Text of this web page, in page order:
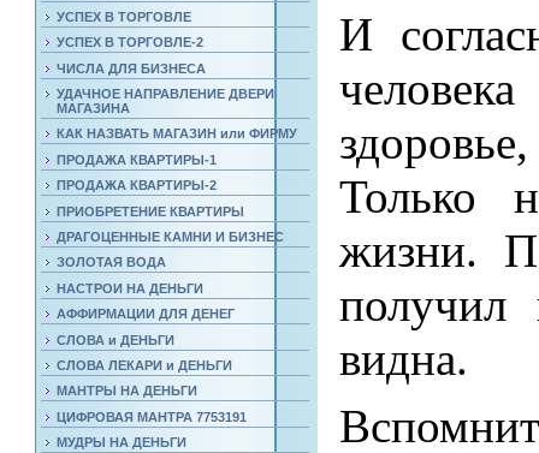
УСПЕХ В ТОРГОВЛЕ
УСПЕХ В ТОРГОВЛЕ-2
ЧИСЛА ДЛЯ БИЗНЕСА
УДАЧНОЕ НАПРАВЛЕНИЕ ДВЕРИ
МАГАЗИНА
КАК НАЗВАТЬ МАГАЗИН или ФИРМУ
ПРОДАЖА КВАРТИРЫ-1
ПРОДАЖА КВАРТИРЫ-2
ПРИОБРЕТЕНИЕ КВАРТИРЫ
ДРАГОЦЕННЫЕ КАМНИ И БИЗНЕС
ЗОЛОТАЯ ВОДА
НАСТРОИ НА ДЕНЬГИ
АФФИРМАЦИИ ДЛЯ ДЕНЕГ
СЛОВА и ДЕНЬГИ
СЛОВА ЛЕКАРИ и ДЕНЬГИ
МАНТРЫ НА ДЕНЬГИ
ЦИФРОВАЯ МАНТРА 7753191
МУДРЫ НА ДЕНЬГИ
И
Только
жизни.
получил
видна.